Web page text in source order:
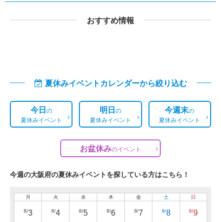
おすすめ情報
夏休みイベントカレンダーから絞り込む
今日の
夏休みイベント
明日の
夏休みイベント
今週末の
夏休みイベント
お盆休みのイベント
今週の大阪府の夏休みイベントを探している方はこちら！
月
8/3
火
8/4
水
8/5
木
8/6
金
8/7
土
8/8
日
8/9